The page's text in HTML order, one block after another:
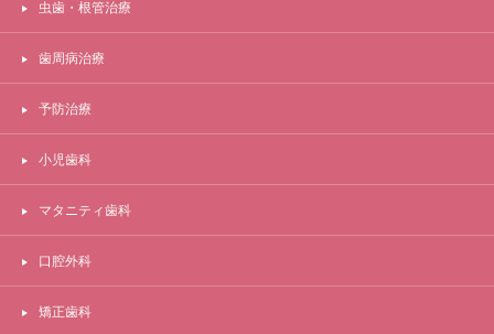
虫歯・根管治療
歯周病治療
予防治療
小児歯科
マタニティ歯科
口腔外科
矯正歯科